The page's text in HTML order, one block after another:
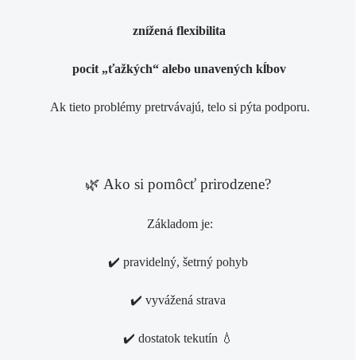
znížená flexibilita
pocit „ťažkých“ alebo unavených kĺbov
Ak tieto problémy pretrvávajú, telo si pýta podporu.
🌿 Ako si pomôcť prirodzene?
Základom je:
✔️ pravidelný, šetrný pohyb
✔️ vyvážená strava
✔️ dostatok tekutín 💧